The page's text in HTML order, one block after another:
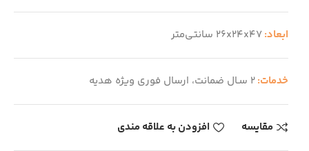
ابعاد:26x24x47 سانتی‌متر
خدمات:2 سـال ضمانت، ارسال فوری ویژه هدیه
مقایسه افزودن به علاقه مندی